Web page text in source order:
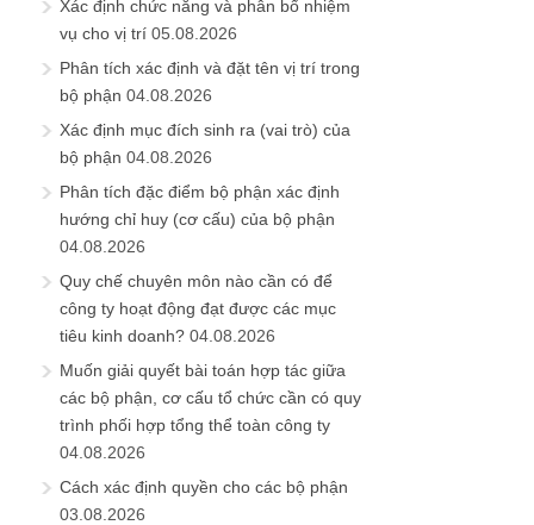
Xác định chức năng và phân bổ nhiệm
vụ cho vị trí 05.08.2026
Phân tích xác định và đặt tên vị trí trong
bộ phận 04.08.2026
Xác định mục đích sinh ra (vai trò) của
bộ phận 04.08.2026
Phân tích đặc điểm bộ phận xác định
hướng chỉ huy (cơ cấu) của bộ phận
04.08.2026
Quy chế chuyên môn nào cần có để
công ty hoạt động đạt được các mục
tiêu kinh doanh? 04.08.2026
Muốn giải quyết bài toán hợp tác giữa
các bộ phận, cơ cấu tổ chức cần có quy
trình phối hợp tổng thể toàn công ty
04.08.2026
Cách xác định quyền cho các bộ phận
03.08.2026